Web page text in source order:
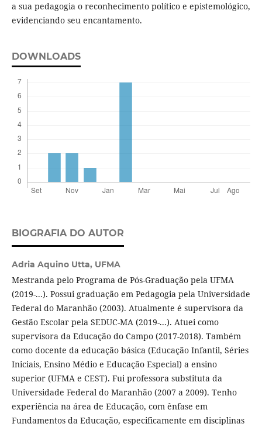
a sua pedagogia o reconhecimento político e epistemológico,
evidenciando seu encantamento.
DOWNLOADS
BIOGRAFIA DO AUTOR
Adria Aquino Utta, UFMA
Mestranda pelo Programa de Pós-Graduação pela UFMA
(2019-...). Possui graduação em Pedagogia pela Universidade
Federal do Maranhão (2003). Atualmente é supervisora da
Gestão Escolar pela SEDUC-MA (2019-...). Atuei como
supervisora da Educação do Campo (2017-2018). Também
como docente da educação básica (Educação Infantil, Séries
Iniciais, Ensino Médio e Educação Especial) a ensino
superior (UFMA e CEST). Fui professora substituta da
Universidade Federal do Maranhão (2007 a 2009). Tenho
experiência na área de Educação, com ênfase em
Fundamentos da Educação, especificamente em disciplinas